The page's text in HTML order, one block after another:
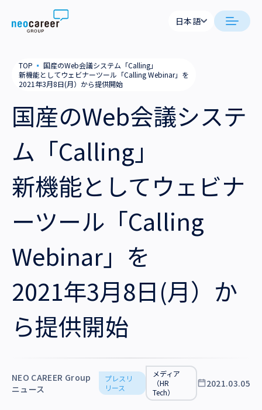
Skip to content
日本語
English
代表メッセージ
私たちの考え方
採用支援
就労支援
業務支援
企業情報
会社概要
役員一覧
拠点一覧
沿革・受賞歴
ニュース
サステナビリティ
採用情報
日本語
English
TOP ▪ 国産のWeb会議システム「Calling」
新機能としてウェビナーツール「Calling Webinar」を
2021年3月8日(月）から提供開始
国産のWeb会議システ
ム「Calling」
新機能としてウェビナ
ーツール「Calling
Webinar」を
2021年3月8日(月）か
ら提供開始
NEO CAREER Group
ニュース
プレスリ
リース
メディア
（HR
Tech）
2021.03.05